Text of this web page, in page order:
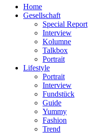
Home
Gesellschaft
Special Report
Interview
Kolumne
Talkbox
Portrait
Lifestyle
Portrait
Interview
Fundstück
Guide
Yummy
Fashion
Trend